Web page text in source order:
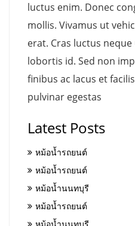
luctus enim. Donec
mollis. Vivamus ut
erat. Cras luctus
lobortis id. Sed non
finibus ac lacus et
pulvinar egestas
Latest Posts
หม้อน้ำรถยนต์
หม้อน้ำรถยนต์
หม้อน้ำนนทบุรี
หม้อน้ำรถยนต์